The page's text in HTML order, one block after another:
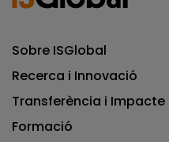
Sobre ISGlobal
Recerca i Innovació
Transferència i Impacte
Formació